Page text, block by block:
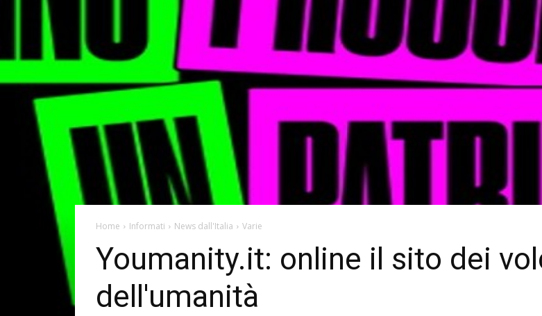
Home Informati News dall'Italia Varie
Youmanity.it: online il sito dei
dell'umanità